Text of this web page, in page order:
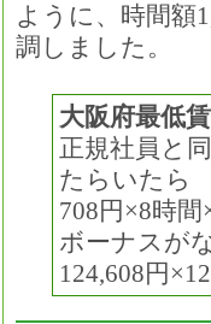
ように、時間額
調しました。
大阪府最低
正規社員と
たらいたら
708円×8時間
ボーナスが
124,608円